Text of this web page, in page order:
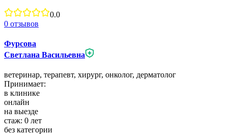
0.0
0 отзывов
Фурсова
Светлана Васильевна
ветеринар, терапевт, хирург, онколог, дерматолог
Принимает:
в клинике
онлайн
на выезде
стаж: 0 лет
без категории